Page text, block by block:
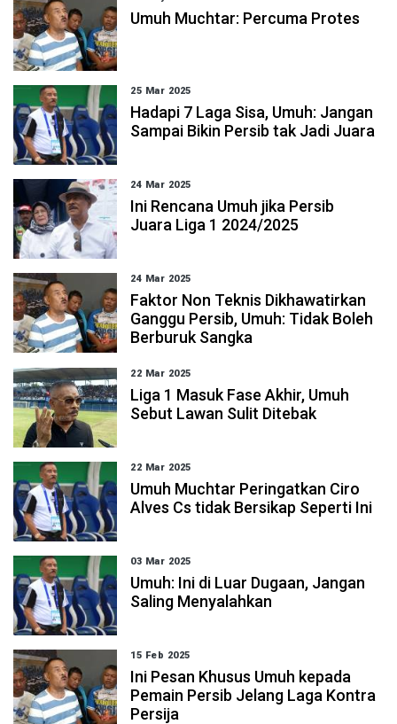
Umuh Muchtar: Percuma Protes
25 Mar 2025
Hadapi 7 Laga Sisa, Umuh: Jangan
Sampai Bikin Persib tak Jadi Juara
24 Mar 2025
Ini Rencana Umuh jika Persib
Juara Liga 1 2024/2025
24 Mar 2025
Faktor Non Teknis Dikhawatirkan
Ganggu Persib, Umuh: Tidak Boleh
Berburuk Sangka
22 Mar 2025
Liga 1 Masuk Fase Akhir, Umuh
Sebut Lawan Sulit Ditebak
22 Mar 2025
Umuh Muchtar Peringatkan Ciro
Alves Cs tidak Bersikap Seperti Ini
03 Mar 2025
Umuh: Ini di Luar Dugaan, Jangan
Saling Menyalahkan
15 Feb 2025
Ini Pesan Khusus Umuh kepada
Pemain Persib Jelang Laga Kontra
Persija